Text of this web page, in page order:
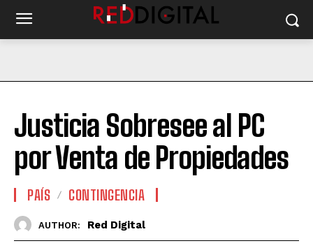
Justicia Sobresee al PC
por Venta de Propiedades
PAÍS CONTINGENCIA
AUTHOR: Red Digital